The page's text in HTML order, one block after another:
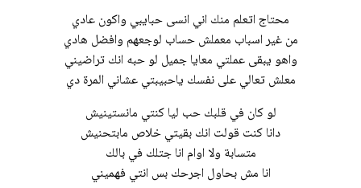
محتاج اتعلم منك اني انسى حبايبي واكون عادي
من غير اسباب معملش حساب لوجعهم وافضل هادي
واهو يبقى عملتي معايا جميل لو حبه انك تراضيني
معلش تعالي على نفسك ياحبيبتي عشاني المرة دي
لو كان في قلبك حب ليا كنتي مانستينيش
دانا كنت قولت انك بقيتي خلاص مابتحنيش
متسابة ولا اوام انا جتلك في بالك
انا مش بحاول اجرحك بس انتي فهميني